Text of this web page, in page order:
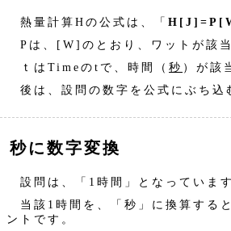
熱量計算Hの公式は、「
Pは、[W]のとおり、ワットが該当
ｔはTimeのtで、時間（ 秒 ）が該
後は、設問の数字を公式にぶち込
秒に数字変換
設問は、「1時間」となっています
当該1時間を、「秒」に換算する
ントです。